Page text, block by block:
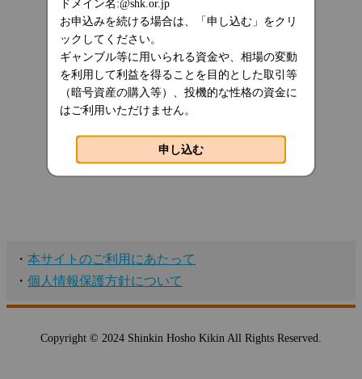
ドメイン名:@shk.or.jp
お申込みを続ける場合は、「申し込む」をクリ
ックしてください。
ギャンブル等に用いられる資金や、相場の変動
を利用して利益を得ることを目的とした取引等
（暗号資産の購入等）、投機的な性格の資金に
はご利用いただけません。
申し込む
・ 本サイトのご利用にあたって
・ 個人情報保護方針について
Copyright © 2024 Shinkin Hosho Kikin All Rights Reserved.